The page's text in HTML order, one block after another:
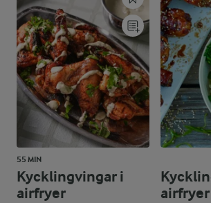
55 MIN
Kycklingvingar i
airfryer
airfryer